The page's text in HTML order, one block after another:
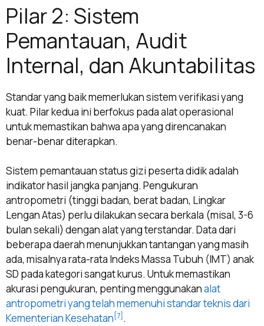
Pilar 2: Sistem
Pemantauan, Audit
Internal, dan Akuntabilitas
Standar yang baik memerlukan sistem verifikasi yang
kuat. Pilar kedua ini berfokus pada alat operasional
untuk memastikan bahwa apa yang direncanakan
benar-benar diterapkan.
Sistem pemantauan status gizi peserta didik adalah
indikator hasil jangka panjang. Pengukuran
antropometri (tinggi badan, berat badan, Lingkar
Lengan Atas) perlu dilakukan secara berkala (misal, 3-6
bulan sekali) dengan alat yang terstandar. Data dari
beberapa daerah menunjukkan tantangan yang masih
ada, misalnya rata-rata Indeks Massa Tubuh (IMT) anak
SD pada kategori sangat kurus. Untuk memastikan
akurasi pengukuran, penting menggunakanalat
antropometri yang telah memenuhi standar teknis dari
Kementerian Kesehatan [7].